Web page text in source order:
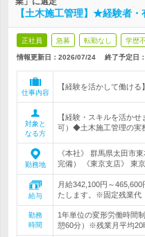
【土木施工管理】★経験者
正社員 急募 転勤なし 学歴
情報更新日：2026/07/24 終了予定日：
仕事内容
【経験を活かして働け
対象と
なる方
【経験・スキルを活か
可）◆土木施工管理の実
勤務地
《本社》 群馬県太田市
完備） 《東京支店》 東
給与
月給342,100円～
たします。※固定残業代
勤務
時間
1年単位の変形労働時間
憩60分）※残業月平均20